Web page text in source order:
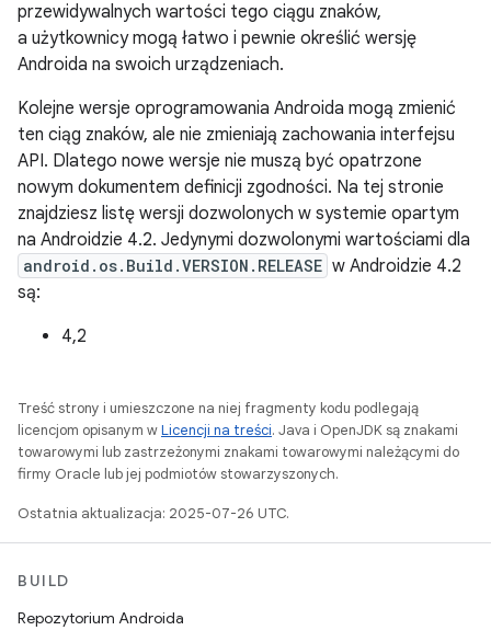
przewidywalnych wartości tego ciągu znaków,
a użytkownicy mogą łatwo i pewnie określić wersję
Androida na swoich urządzeniach.
Kolejne wersje oprogramowania Androida mogą zmienić
ten ciąg znaków, ale nie zmieniają zachowania interfejsu
API. Dlatego nowe wersje nie muszą być opatrzone
nowym dokumentem definicji zgodności. Na tej stronie
znajdziesz listę wersji dozwolonych w systemie opartym
na Androidzie 4.2. Jedynymi dozwolonymi wartościami dla
android.os.Build.VERSION.RELEASE w Androidzie 4.2
są:
4,2
Treść strony i umieszczone na niej fragmenty kodu podlegają
licencjom opisanym wLicencji na treści. Java i OpenJDK są znakami
towarowymi lub zastrzeżonymi znakami towarowymi należącymi do
firmy Oracle lub jej podmiotów stowarzyszonych.
Ostatnia aktualizacja: 2025-07-26 UTC.
BUILD
Repozytorium Androida